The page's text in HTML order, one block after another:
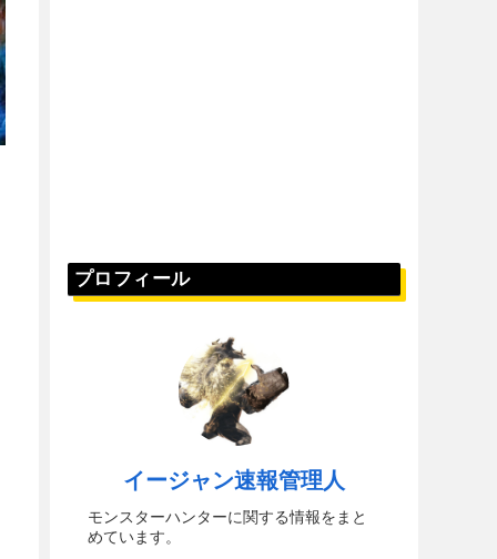
プロフィール
イージャン速報管理人
モンスターハンターに関する情報をまと
めています。